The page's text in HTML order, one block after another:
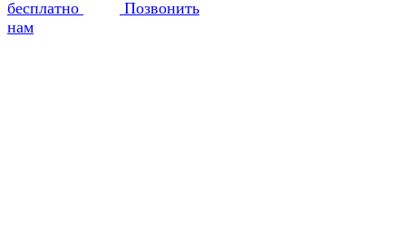
бесплатно
Позвонить
нам